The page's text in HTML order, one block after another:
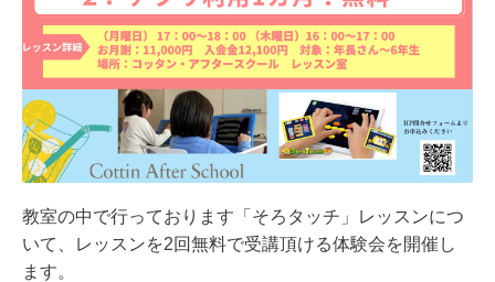
教室の中で行っております「そろタッチ」レッスンにつ
いて、
レッスンを2回無料で受講頂ける体験会を開催し
ます。